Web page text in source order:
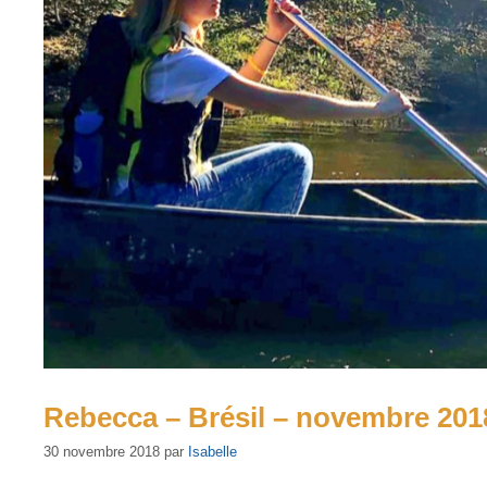
Rebecca – Brésil – novembre
30 novembre 2018 par Isabelle